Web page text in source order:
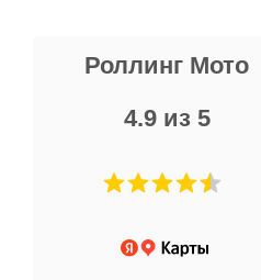
Роллинг Мото
4.9 из 5
Не понравились условия
и дают только на год)